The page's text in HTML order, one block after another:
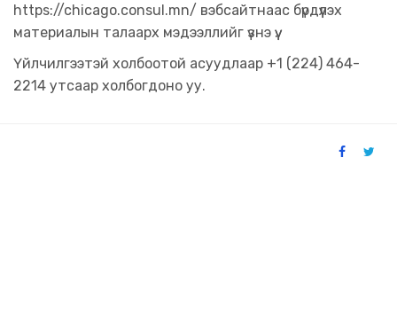
https://chicago.consul.mn/ вэбсайтнаас бүрдүүлэх
материалын талаарх мэдээллийг үзнэ үү.
Үйлчилгээтэй холбоотой асуудлаар +1 (224) 464-
2214 утсаар холбогдоно уу.